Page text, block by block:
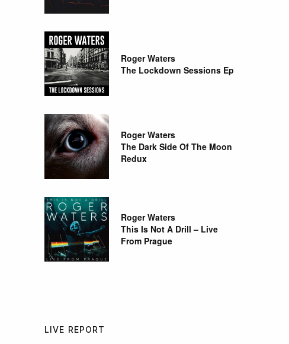
Roger Waters
The Lockdown Sessions Ep
Roger Waters
The Dark Side Of The Moon
Redux
Roger Waters
This Is Not A Drill – Live
From Prague
LIVE REPORT